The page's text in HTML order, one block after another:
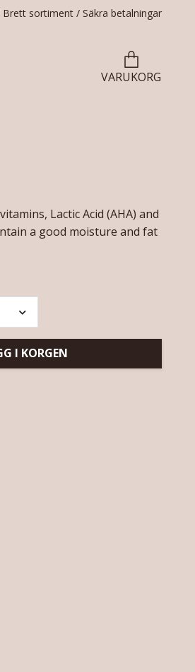
Brett sortiment / Säkra betalningar
VARUKORG
Lactic Acid (AHA) and
a good moisture and fat
I KORGEN